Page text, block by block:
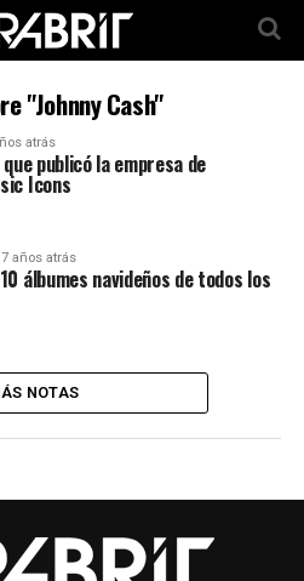
"Johnny Cash"
atrás
publicó la empresa de
Icons
7 años atrás
álbumes navideños de todos los
NOTAS